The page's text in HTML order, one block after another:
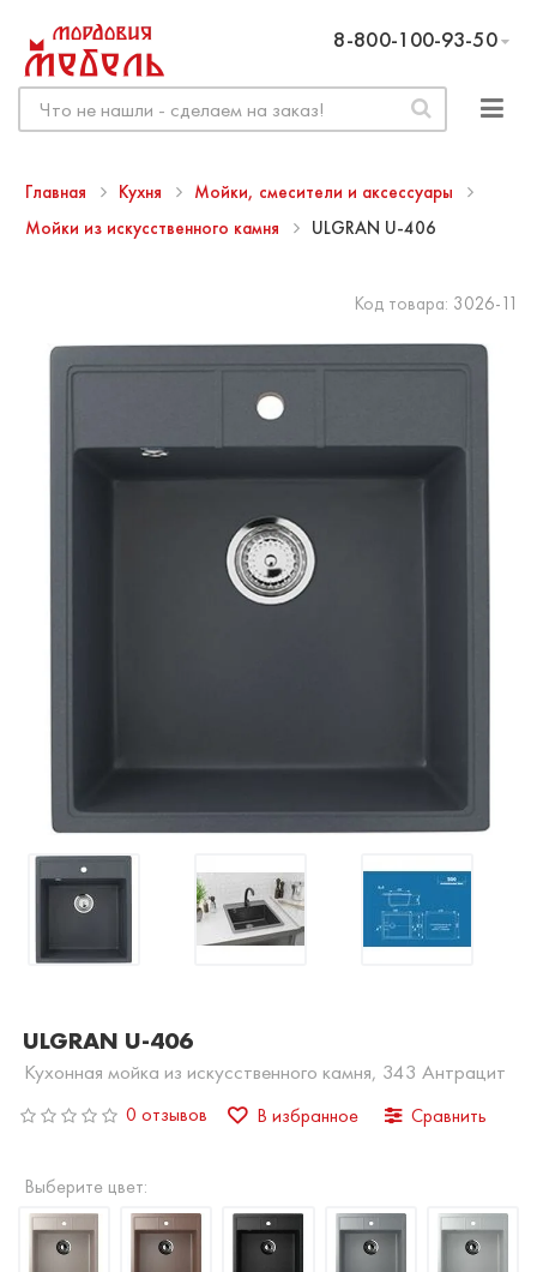
8-800-100-93-50
Главная Кухня
Мойки, смесители и аксессуары
Мойки из искусственного камня
ULGRAN U-406
Код товара: 3026-11
ULGRAN U-406
Кухонная мойка из искусственного камня, 343 Антрацит
0 отзывов В избранное Сравнить
Выберите цвет: